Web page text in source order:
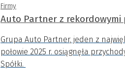
Firmy
Auto Partner z rekordowymi
Grupa Auto Partner, jeden z
połowie 2025 r. osiągnęła
Spółki.